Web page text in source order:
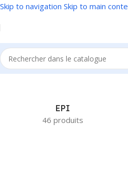
Skip to navigation Skip to main
Accueil/Produit Couleur/Bleu
EPI
46 produits